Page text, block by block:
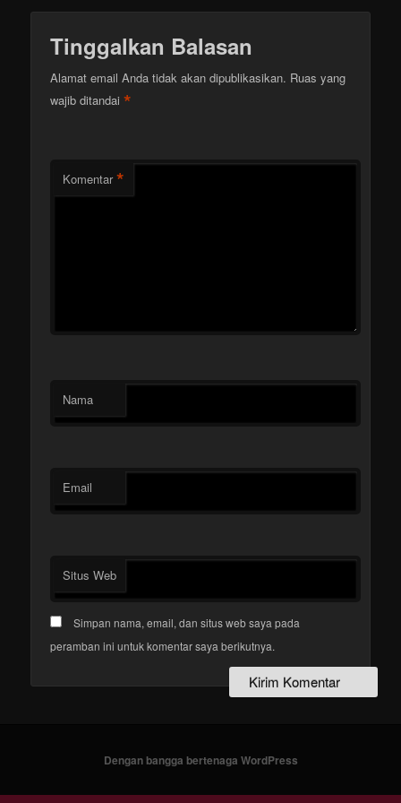
Tinggalkan Balasan
Alamat email Anda tidak akan dipublikasikan. Ruas yang
wajib ditandai*
Komentar *
Nama
Email
Situs Web
Simpan nama, email, dan situs web saya pada
peramban ini untuk komentar saya berikutnya.
Dengan bangga bertenaga WordPress